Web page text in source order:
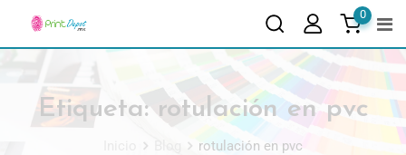
0
Etiqueta: rotulación en pvc
rotulación en pvc